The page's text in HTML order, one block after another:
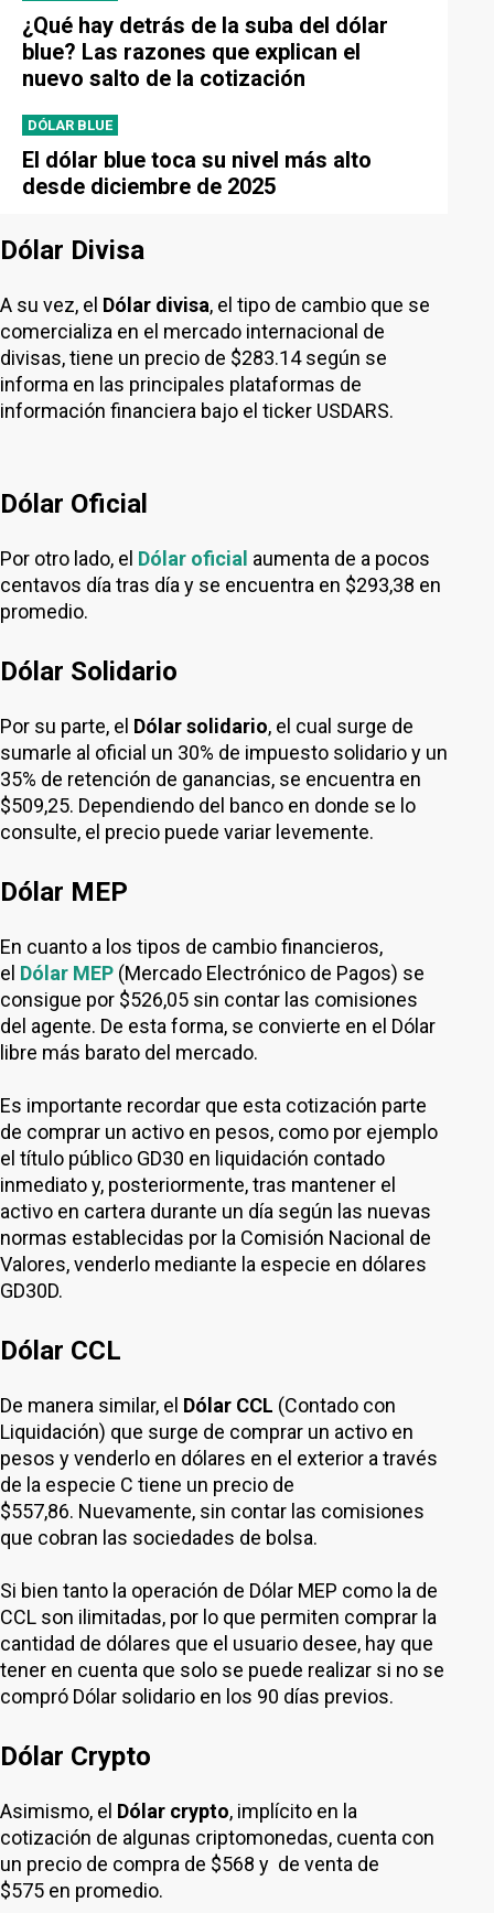
¿Qué hay detrás de la suba del dólar
blue? Las razones que explican el
nuevo salto de la cotización
DÓLAR BLUE
El dólar blue toca su nivel más alto
desde diciembre de 2025
Dólar Divisa
A su vez, el Dólar divisa, el tipo de cambio que se
comercializa en el mercado internacional de
divisas, tiene un precio de $283.14 según se
informa en las principales plataformas de
información financiera bajo el ticker USDARS.
Dólar Oficial
Por otro lado, el Dólar oficial aumenta de a pocos
centavos día tras día y se encuentra en $293,38 en
promedio.
Dólar Solidario
Por su parte, el Dólar solidario, el cual surge de
sumarle al oficial un 30% de impuesto solidario y un
35% de retención de ganancias, se encuentra en
$509,25. Dependiendo del banco en donde se lo
consulte, el precio puede variar levemente.
Dólar MEP
En cuanto a los tipos de cambio financieros,
el Dólar MEP (Mercado Electrónico de Pagos) se
consigue por $526,05 sin contar las comisiones
del agente. De esta forma, se convierte en el Dólar
libre más barato del mercado.
Es importante recordar que esta cotización parte
de comprar un activo en pesos, como por ejemplo
el título público GD30 en liquidación contado
inmediato y, posteriormente, tras mantener el
activo en cartera durante un día según las nuevas
normas establecidas por la Comisión Nacional de
Valores, venderlo mediante la especie en dólares
GD30D.
Dólar CCL
De manera similar, el Dólar CCL (Contado con
Liquidación) que surge de comprar un activo en
pesos y venderlo en dólares en el exterior a través
de la especie C tiene un precio de
$557,86. Nuevamente, sin contar las comisiones
que cobran las sociedades de bolsa.
Si bien tanto la operación de Dólar MEP como la de
CCL son ilimitadas, por lo que permiten comprar la
cantidad de dólares que el usuario desee, hay que
tener en cuenta que solo se puede realizar si no se
compró Dólar solidario en los 90 días previos.
Dólar Crypto
Asimismo, el Dólar crypto, implícito en la
cotización de algunas criptomonedas, cuenta con
un precio de compra de $568 y de venta de
$575 en promedio.